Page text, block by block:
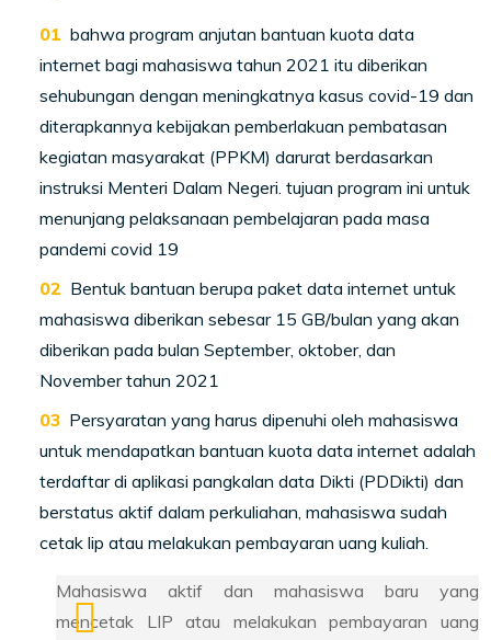
bahwa program anjutan bantuan kuota data
internet bagi mahasiswa tahun 2021 itu diberikan
sehubungan dengan meningkatnya kasus covid-19 dan
diterapkannya kebijakan pemberlakuan pembatasan
kegiatan masyarakat (PPKM) darurat berdasarkan
instruksi Menteri Dalam Negeri. tujuan program ini untuk
menunjang pelaksanaan pembelajaran pada masa
pandemi covid 19
Bentuk bantuan berupa paket data internet untuk
mahasiswa diberikan sebesar 15 GB/bulan yang akan
diberikan pada bulan September, oktober, dan
November tahun 2021
Persyaratan yang harus dipenuhi oleh mahasiswa
untuk mendapatkan bantuan kuota data internet adalah
terdaftar di aplikasi pangkalan data Dikti (PDDikti) dan
berstatus aktif dalam perkuliahan, mahasiswa sudah
cetak lip atau melakukan pembayaran uang kuliah.
Mahasiswa aktif dan mahasiswa baru yang
mencetak LIP atau melakukan pembayaran uang